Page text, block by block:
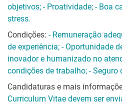
objetivos; - Proatividade; - Boa
stress.
Condições: - Remuneração
de experiência; - Oportunidade
inovador e humanizado no
condições de trabalho; - Seguro
Candidaturas e mais
Curriculum Vitae devem ser